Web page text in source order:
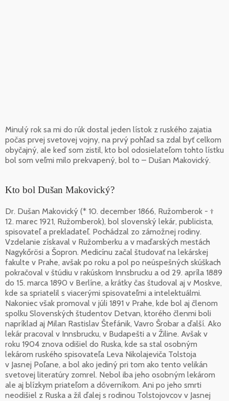
Minulý rok sa mi do rúk dostal jeden lístok z ruského zajatia
počas prvej svetovej vojny, na prvý pohľad sa zdal byť celkom
obyčajný, ale keď som zistil, kto bol odosielateľom tohto lístku
bol som veľmi milo prekvapený, bol to – Dušan Makovický.
Kto bol Dušan Makovický?
Dr. Dušan Makovický (* 10. december 1866, Ružomberok - †
12. marec 1921, Ružomberok), bol slovenský lekár, publicista,
spisovateľ a prekladateľ. Pochádzal zo zámožnej rodiny.
Vzdelanie získaval v Ružomberku a v maďarských mestách
Nagykőrösi a Šopron. Medicínu začal študovať na lekárskej
fakulte v Prahe, avšak po roku a pol po neúspešných skúškach
pokračoval v štúdiu v rakúskom Innsbrucku a od 29. apríla 1889
do 15. marca 1890 v Berlíne, a krátky čas študoval aj v Moskve,
kde sa spriatelil s viacerými spisovateľmi a intelektuálmi.
Nakoniec však promoval v júli 1891 v Prahe, kde bol aj členom
spolku Slovenských študentov Detvan, ktorého členmi boli
napríklad aj Milan Rastislav Štefánik, Vavro Šrobar a ďalší. Ako
lekár pracoval v Innsbrucku, v Budapešti a v Žiline. Avšak v
roku 1904 znova odišiel do Ruska, kde sa stal osobným
lekárom ruského spisovateľa Leva Nikolajeviča Tolstoja
v Jasnej Poľane, a bol ako jediný pri tom ako tento velikán
svetovej literatúry zomrel. Nebol iba jeho osobným lekárom
ale aj blízkym priateľom a dôverníkom. Ani po jeho smrti
neodišiel z Ruska a žil ďalej s rodinou Tolstojovcov v Jasnej